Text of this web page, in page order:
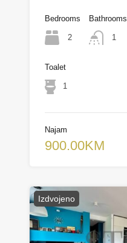
Bedrooms
2
Bathrooms
1
Toalet
1
Najam
900.00KM
Izdvojeno